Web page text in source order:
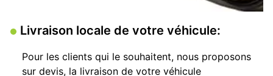
Livraison locale de votre véhicule:
Pour les clients qui le souhaitent, nous proposons
sur devis, la livraison de votre véhicule